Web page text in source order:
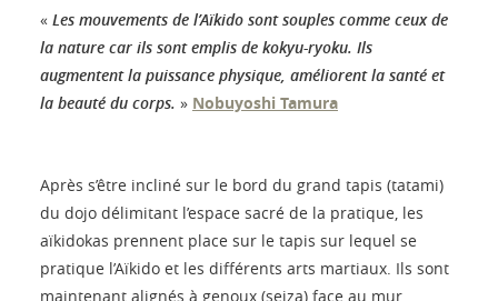
« Les mouvements de l’Aïkido sont souples comme ceux de
la nature car ils sont emplis de kokyu-ryoku. Ils
augmentent la puissance physique, améliorent la santé et
la beauté du corps. » Nobuyoshi Tamura
Après s’être incliné sur le bord du grand tapis (tatami)
du dojo délimitant l’espace sacré de la pratique, les
aïkidokas prennent place sur le tapis sur lequel se
pratique l’Aïkido et les différents arts martiaux. Ils sont
maintenant alignés à genoux (seiza) face au mur